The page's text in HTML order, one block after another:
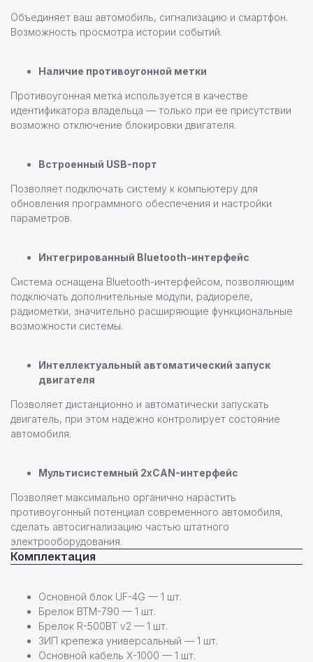
Объединяет ваш автомобиль, сигнализацию и смартфон.
Возможность просмотра истории событий.
Наличие противоугонной метки
Противоугонная метка используется в качестве
идентификатора владельца — только при ее присутствии
возможно отключение блокировки двигателя.
Встроенный USB-порт
Позволяет подключать систему к компьютеру для
обновления программного обеспечения и настройки
параметров.
Интегрированный Bluetooth-интерфейс
Система оснащена Bluetooth-интерфейсом, позволяющим
подключать дополнительные модули, радиореле,
радиометки, значительно расширяющие функциональные
возможности системы.
Интеллектуальный автоматический запуск
двигателя
Позволяет дистанционно и автоматически запускать
двигатель, при этом надежно контролирует состояние
автомобиля.
Мультисистемный 2хCAN-интерфейс
Позволяет максимально органично нарастить
противоугонный потенциал современного автомобиля,
сделать автосигнализацию частью штатного
электрооборудования.
Комплектация
Основной блок UF-4G — 1 шт.
Брелок BTM-790 — 1 шт.
Брелок R-500BT v2 — 1 шт.
ЗИП крепежа универсальный — 1 шт.
Основной кабель X-1000 — 1 шт.
+7
Даю согласие на обработку персональных данных
Остались вопросы или
нужна помощь в выборе?
наш специалист свяжется с вами